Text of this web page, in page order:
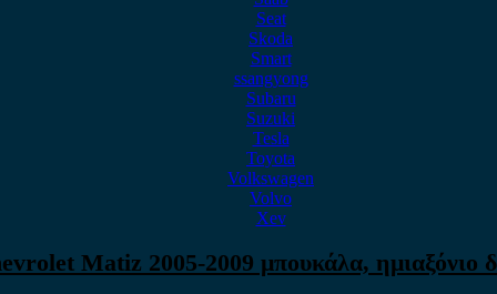
Seat
Skoda
Smart
ssangyong
Subaru
Suzuki
Tesla
Toyota
Volkswagen
Volvo
Xev
Matiz 2005-2009 μπουκάλα, ημιαξόνιο